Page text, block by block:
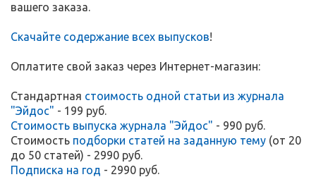
вашего заказа.
Скачайте содержание всех выпусков!
Оплатите свой заказ через Интернет-магазин:
Стандартная стоимость одной статьи из журнала
"Эйдос" - 199 руб.
Стоимость выпуска журнала "Эйдос" - 990 руб.
Стоимость подборки статей на заданную тему (от 20
до 50 статей) - 2990 руб.
Подписка на год - 2990 руб.